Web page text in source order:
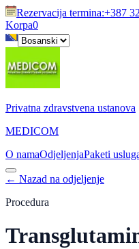
Rezervacija termina:+387
Korpa0
Privatna zdravstvena ustanova
MEDICOM
O namaOdjeljenjaPaketi
← Nazad na odjeljenje
Procedura